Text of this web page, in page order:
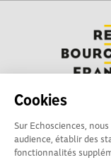
Cookies
Sur Echosciences,
audience, établir des
fonctionnalités
Besoin d'aide pour
questions aux